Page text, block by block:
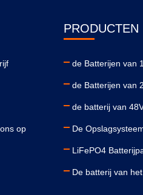
op
PRODUCTEN
de Batterijen van
de Batterijen van
de batterij van
De
LiFePO4
De batterij van